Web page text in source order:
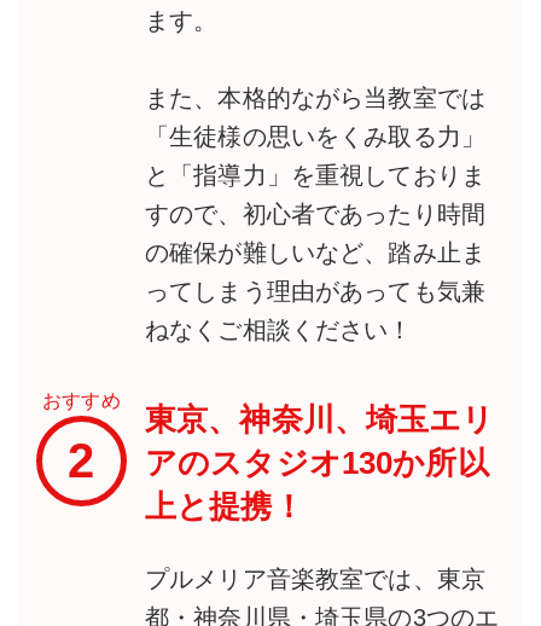
ます。
また、本格的ながら当教室では
「生徒様の思いをくみ取る力」
と「指導力」を重視しておりま
すので、初心者であったり時間
の確保が難しいなど、踏み止ま
ってしまう理由があっても気兼
ねなくご相談ください！
おすすめ
2
東京、神奈川、埼玉エリ
アのスタジオ130か所以
上と提携！
プルメリア音楽教室では、東京
都・神奈川県・埼玉県の3つのエ